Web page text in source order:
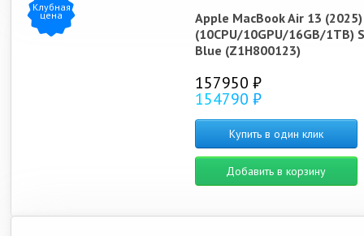
Клубная
цена
Apple MacBook Air 13
(10CPU/10GPU/16GB/1TB)
Blue (Z1H800123)
157950 ₽
154790 ₽
Купить в один клик
Добавить в корзину